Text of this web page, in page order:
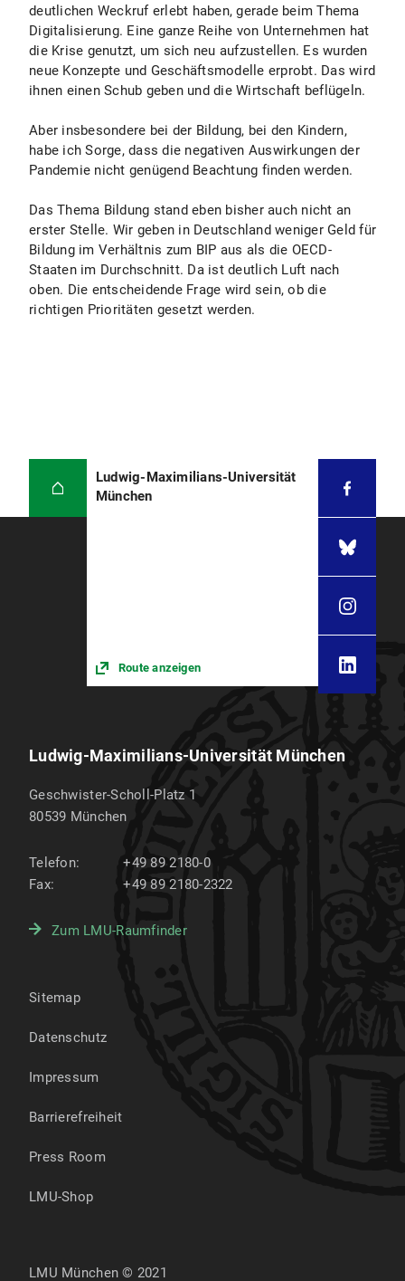
deutlichen Weckruf erlebt haben, gerade beim Thema
Digitalisierung. Eine ganze Reihe von Unternehmen hat
die Krise genutzt, um sich neu aufzustellen. Es wurden
neue Konzepte und Geschäftsmodelle erprobt. Das wird
ihnen einen Schub geben und die Wirtschaft beflügeln.
Aber insbesondere bei der Bildung, bei den Kindern,
habe ich Sorge, dass die negativen Auswirkungen der
Pandemie nicht genügend Beachtung finden werden.
Das Thema Bildung stand eben bisher auch nicht an
erster Stelle. Wir geben in Deutschland weniger Geld für
Bildung im Verhältnis zum BIP aus als die OECD-
Staaten im Durchschnitt. Da ist deutlich Luft nach
oben. Die entscheidende Frage wird sein, ob die
richtigen Prioritäten gesetzt werden.
Ludwig-Maximilians-Universität
München
Route anzeigen
Ludwig-Maximilians-Universität München
Geschwister-Scholl-Platz 1
80539 München
Telefon:
+49 89 2180-0
Fax:
+49 89 2180-2322
Zum LMU-Raumfinder
Sitemap
Datenschutz
Impressum
Barrierefreiheit
Press Room
LMU-Shop
LMU München © 2021